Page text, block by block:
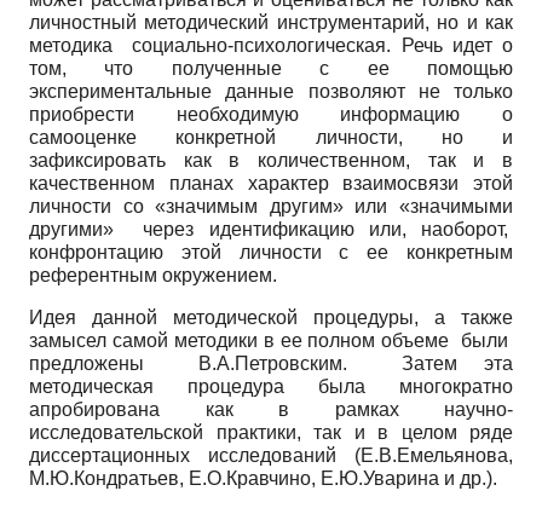
личностный методический инструментарий, но и как
методика социально-психологическая. Речь идет о
том, что полученные с ее помощью
экспериментальные данные позволяют не только
приобрести необходимую информацию о
самооценке конкретной личности, но и
зафиксировать как в количественном, так и в
качественном планах характер взаимосвязи этой
личности со «значимым другим» или «значимыми
другими» через идентификацию или, наоборот,
конфронтацию этой личности с ее конкретным
референтным окружением.
Идея данной методической процедуры, а также
замысел самой методики в ее полном объеме были
предложены В.А.Петровским. Затем эта
методическая процедура была многократно
апробирована как в рамках научно-
исследовательской практики, так и в целом ряде
диссертационных исследований (Е.В.Емельянова,
М.Ю.Кондратьев, Е.О.Кравчино, Е.Ю.Уварина и др.).